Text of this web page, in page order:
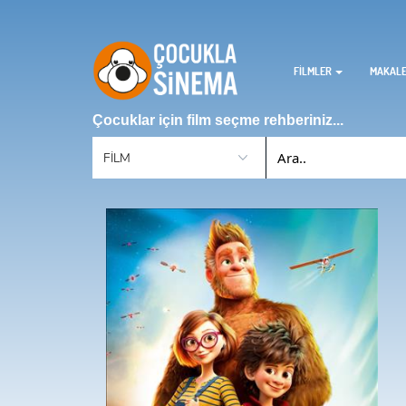
FİLMLER
Çocuklar için film seçme rehberiniz...